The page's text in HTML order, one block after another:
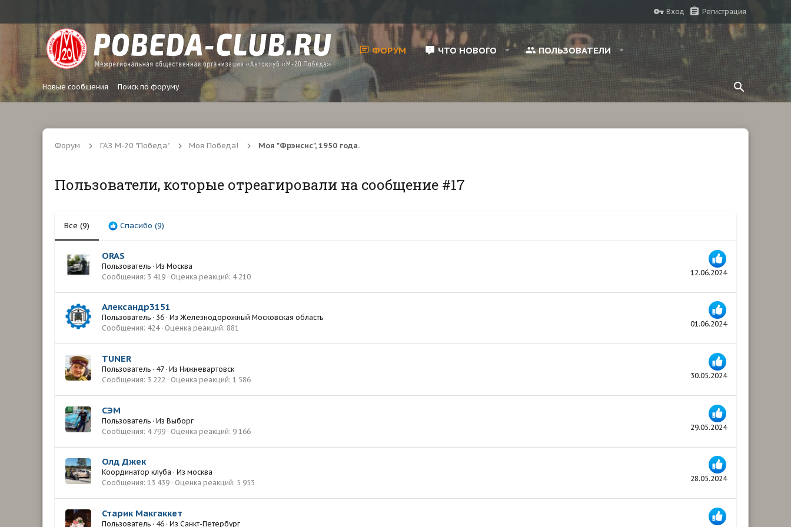
Вход Регистрация
ФОРУМ ЧТО НОВОГО ПОЛЬЗОВАТЕЛИ
Новые сообщения Поиск по форуму
Форум ГАЗ М-20 "Победа" Моя Победа! Моя "Фрэнсис", 1950 года.
Пользователи, которые отреагировали на сообщение #17
Все (9) Спасибо (9)
12.06.2024
ORAS
Пользователь · Из Москва
Сообщения 3 419 Оценка реакций 4 210
01.06.2024
Александр3151
Пользователь · 36 · Из Железнодорожный Московская область
Сообщения 424 Оценка реакций 881
30.05.2024
TUNER
Пользователь · 47 · Из Нижневартовск
Сообщения 3 222 Оценка реакций 1 586
29.05.2024
СЭМ
Пользователь · Из Выборг
Сообщения 4 799 Оценка реакций 9 166
28.05.2024
Олд Джек
Координатор клуба · Из москва
Сообщения 13 439 Оценка реакций 5 953
Старик Макгаккет
Пользователь · 46 · Из Санкт-Петербург